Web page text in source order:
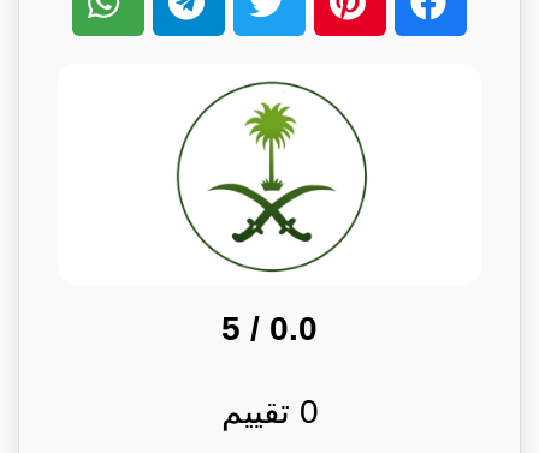
0.0
/ 5
0 تقييم